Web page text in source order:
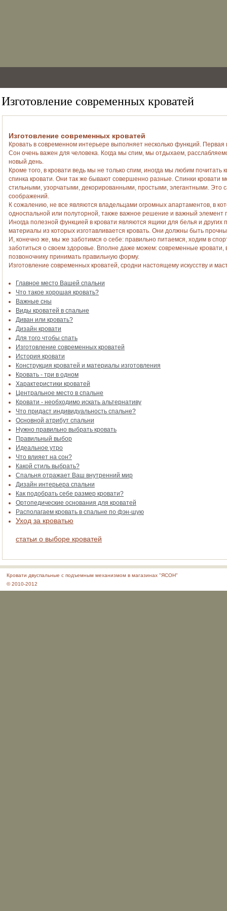
Изготовление современных кроватей
Изготовление современных кроватей
Кровать в современном интерьере выполняет несколько функций.
Сон очень важен для человека. Когда мы спим, мы отдыхаем,
новый день.
Кроме того, в кровати ведь мы не только спим, иногда мы любим
спинка кровати. Они так же бывают совершенно разные. Спинки кровати
стильными, узорчатыми, декорированными, простыми, элегантными. Это
соображений.
К сожалению, не все являются владельцами огромных апартаментов, в
односпальной или полуторной, также важное решение и важный элемент
Иногда полезной функцией в кровати являются ящики для белья и
материалы из которых изготавливается кровать. Они должны быть
И, конечно же, мы же заботимся о себе: правильно питаемся, ходим в
заботиться о своем здоровье. Вполне даже можем: современные
позвоночнику принимать правильную форму.
Изготовление современных кроватей, сродни настоящему искусству и
Главное место Вашей спальни
Что такое хорошая кровать?
Важные сны
Виды кроватей в спальне
Диван или кровать?
Дизайн кровати
Для того чтобы спать
Изготовление современных кроватей
История кровати
Конструкция кроватей и материалы изготовления
Кровать - три в одном
Характеристики кроватей
Центральное место в спальне
Кровати - необходимо искать альтернативу
Что придаст индивидуальность спальне?
Основной атрибут спальни
Нужно правильно выбрать кровать
Правильный выбор
Идеальное утро
Что влияет на сон?
Какой стиль выбрать?
Спальня отражает Ваш внутренний мир
Дизайн интерьера спальни
Как подобрать себе размер кровати?
Ортопедические основания для кроватей
Располагаем кровать в спальне по фэн-шую
Уход за кроватью
статьи о выборе кроватей
Кровати двуспальные с подъемным механизмом в магазинах "ЯСОН"
© 2010-2012